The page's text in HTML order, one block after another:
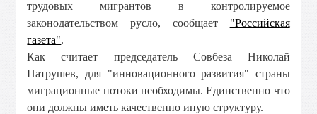
трудовых мигрантов в контролируемое
законодательством русло, сообщает "Российская
газета".
Как считает председатель Совбеза Николай
Патрушев, для "инновационного развития" страны
миграционные потоки необходимы. Единственно что
они должны иметь качественно иную структуру.